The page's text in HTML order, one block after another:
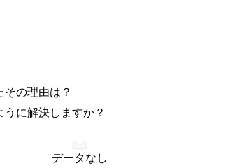
の理由は？
に解決しますか？
データなし